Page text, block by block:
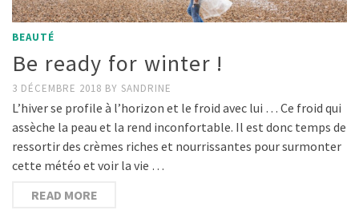
BEAUTÉ
Be ready for winter !
3 DÉCEMBRE 2018 BY SANDRINE
L’hiver se profile à l’horizon et le froid avec lui … Ce froid qui
assèche la peau et la rend inconfortable. Il est donc temps de
ressortir des crèmes riches et nourrissantes pour surmonter
cette météo et voir la vie …
READ MORE